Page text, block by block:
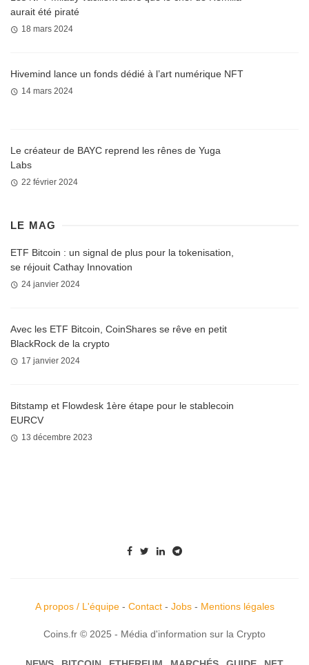
aurait été piraté
18 mars 2024
Hivemind lance un fonds dédié à l’art numérique NFT
14 mars 2024
Le créateur de BAYC reprend les rênes de Yuga
Labs
22 février 2024
LE MAG
ETF Bitcoin : un signal de plus pour la tokenisation,
se réjouit Cathay Innovation
24 janvier 2024
Avec les ETF Bitcoin, CoinShares se rêve en petit
BlackRock de la crypto
17 janvier 2024
Bitstamp et Flowdesk 1ère étape pour le stablecoin
EURCV
13 décembre 2023
A propos / L'équipe- Contact- Jobs- Mentions légales
Coins.fr © 2025 - Média d'information sur la Crypto